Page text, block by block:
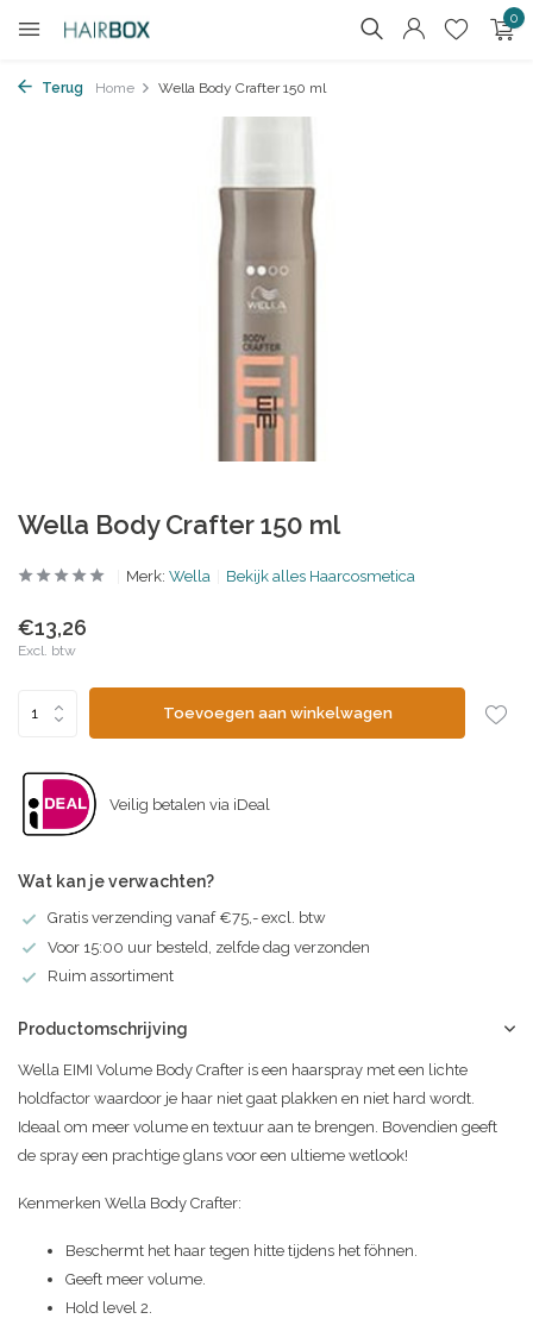
0
Terug Home Wella Body Crafter 150 ml
Wella Body Crafter 150 ml
Merk: Wella Bekijk alles Haarcosmetica
€13,26
Excl. btw
Toevoegen aan winkelwagen
Veilig betalen via iDeal
Wat kan je verwachten?
Gratis verzending vanaf €75,- excl. btw
Voor 15:00 uur besteld, zelfde dag verzonden
Ruim assortiment
Productomschrijving
Wella EIMI Volume Body Crafter is een haarspray met een lichte
holdfactor waardoor je haar niet gaat plakken en niet hard wordt.
Ideaal om meer volume en textuur aan te brengen. Bovendien geeft
de spray een prachtige glans voor een ultieme wetlook!
Kenmerken Wella Body Crafter:
Beschermt het haar tegen hitte tijdens het föhnen.
Geeft meer volume.
Hold level 2.